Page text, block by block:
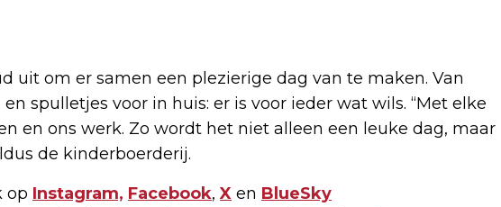
uit om er samen een plezierige dag van te maken. Van
spulletjes voor in huis: er is voor ieder wat wils. “Met elke
en ons werk. Zo wordt het niet alleen een leuke dag, maar
de kinderboerderij.
op Instagram, Facebook,X en BlueSky